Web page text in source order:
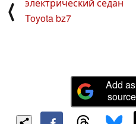
⟨
Toyota bz7
Add